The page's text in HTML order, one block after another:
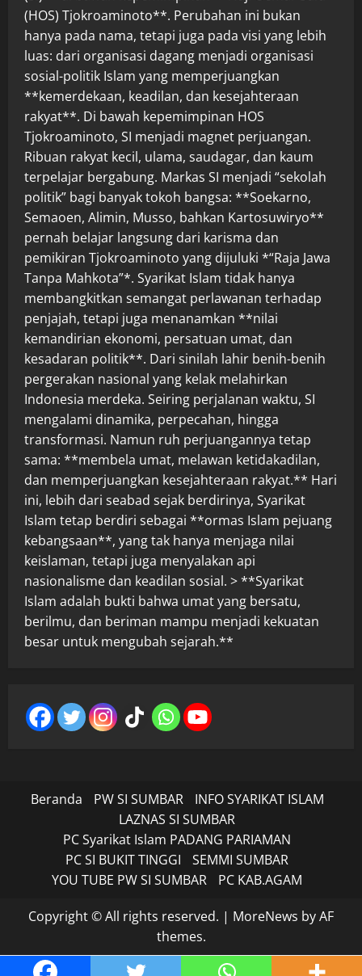
(HOS) Tjokroaminoto**. Perubahan ini bukan
hanya pada nama, tetapi juga pada visi yang lebih
luas: dari organisasi dagang menjadi organisasi
sosial-politik Islam yang memperjuangkan
**kemerdekaan, keadilan, dan kesejahteraan
rakyat**. Di bawah kepemimpinan HOS
Tjokroaminoto, SI menjadi magnet perjuangan.
Ribuan rakyat kecil, ulama, saudagar, dan kaum
terpelajar bergabung. Markas SI menjadi “sekolah
politik” bagi banyak tokoh bangsa: **Soekarno,
Semaoen, Alimin, Musso, bahkan Kartosuwiryo**
pernah belajar langsung dari karisma dan
pemikiran Tjokroaminoto yang dijuluki *“Raja Jawa
Tanpa Mahkota”*. Syarikat Islam tidak hanya
membangkitkan semangat perlawanan terhadap
penjajah, tetapi juga menanamkan **nilai
kemandirian ekonomi, persatuan umat, dan
kesadaran politik**. Dari sinilah lahir benih-benih
pergerakan nasional yang kelak melahirkan
Indonesia merdeka. Seiring perjalanan waktu, SI
mengalami dinamika, perpecahan, hingga
transformasi. Namun ruh perjuangannya tetap
sama: **membela umat, melawan ketidakadilan,
dan memperjuangkan kesejahteraan rakyat.** Hari
ini, lebih dari seabad sejak berdirinya, Syarikat
Islam tetap berdiri sebagai **ormas Islam pejuang
kebangsaan**, yang tak hanya menjaga nilai
keislaman, tetapi juga menyalakan api
nasionalisme dan keadilan sosial. > **Syarikat
Islam adalah bukti bahwa umat yang bersatu,
berilmu, dan beriman mampu menjadi kekuatan
besar untuk mengubah sejarah.**
Beranda PW SI SUMBAR
INFO SYARIKAT ISLAM
LAZNAS SI SUMBAR
PC Syarikat Islam PADANG PARIAMAN
PC SI BUKIT TINGGI
SEMMI SUMBAR
YOU TUBE PW SI SUMBAR
PC KAB.AGAM
Copyright © All rights reserved. | MoreNews by AF
themes.